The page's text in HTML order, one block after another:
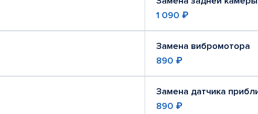
1 090 ₽
Замена вибромотора
890 ₽
Замена датчика
890 ₽